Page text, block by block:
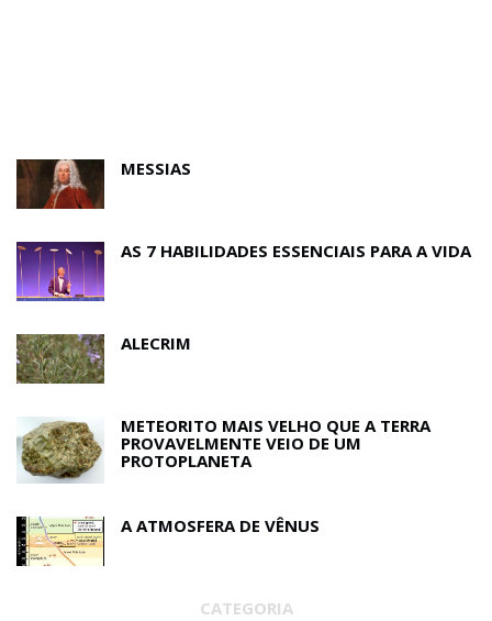
MESSIAS
AS 7 HABILIDADES ESSENCIAIS PARA A VIDA
ALECRIM
METEORITO MAIS VELHO QUE A TERRA
PROVAVELMENTE VEIO DE UM
PROTOPLANETA
A ATMOSFERA DE VÊNUS
CATEGORIA